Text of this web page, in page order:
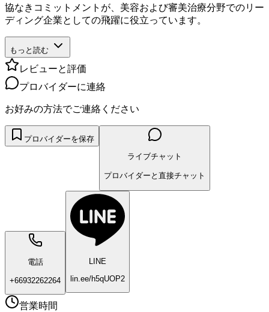
協なきコミットメントが、美容および審美治療分野でのリー
ディング企業としての飛躍に役立っています。
もっと読む
レビューと評価
プロバイダーに連絡
お好みの方法でご連絡ください
プロバイダーを保存
ライブチャット
プロバイダーと直接チャット
電話
+66932262264
LINE
lin.ee/h5qUOP2
営業時間